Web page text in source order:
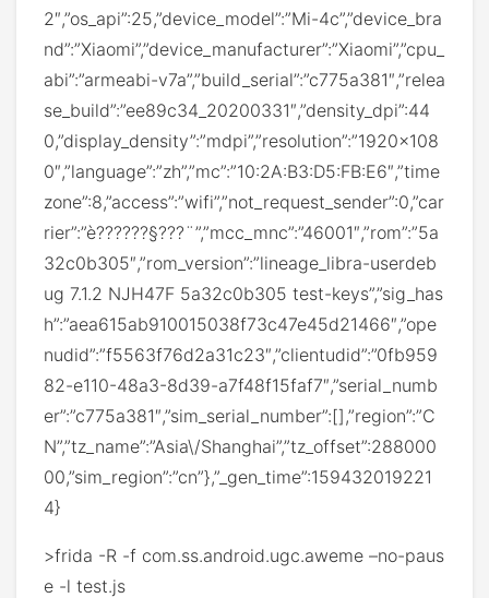
2″,”os_api”:25,”device_model”:”Mi-4c”,”device_bra
nd”:”Xiaomi”,”device_manufacturer”:”Xiaomi”,”cpu_
abi”:”armeabi-v7a”,”build_serial”:”c775a381″,”relea
se_build”:”ee89c34_20200331″,”density_dpi”:44
0,”display_density”:”mdpi”,”resolution”:”1920×108
0″,”language”:”zh”,”mc”:”10:2A:B3:D5:FB:E6″,”time
zone”:8,”access”:”wifi”,”not_request_sender”:0,”car
rier”:”è??????§???¨”,”mcc_mnc”:”46001″,”rom”:”5a
32c0b305″,”rom_version”:”lineage_libra-userdeb
ug 7.1.2 NJH47F 5a32c0b305 test-keys”,”sig_has
h”:”aea615ab910015038f73c47e45d21466″,”ope
nudid”:”f5563f76d2a31c23″,”clientudid”:”0fb959
82-e110-48a3-8d39-a7f48f15faf7″,”serial_numb
er”:”c775a381″,”sim_serial_number”:[],”region”:”C
N”,”tz_name”:”Asia\/Shanghai”,”tz_offset”:288000
00,”sim_region”:”cn”},”_gen_time”:159432019221
4}
>frida -R -f com.ss.android.ugc.aweme –no-paus
e -l test.js